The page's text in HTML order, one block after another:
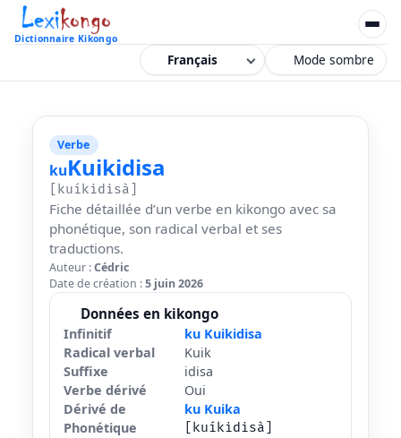
Dictionnaire Kikongo
Mode sombre
Verbe
kuKuikidisa
[kuíkidisà]
Fiche détaillée d’un verbe en kikongo avec sa
phonétique, son radical verbal et ses
traductions.
Auteur :Cédric
Date de création :5 juin 2026
Données en kikongo
Infinitif
ku Kuikidisa
Radical verbal
Kuik
Suffixe
idisa
Verbe dérivé
Oui
Dérivé de
ku Kuika
Phonétique
[kuíkidisà]